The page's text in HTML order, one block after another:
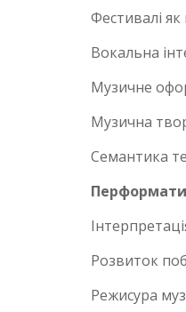
Фестивалі
Вокальна
Музичне
Музична
Семантика
Розвиток
Режисура